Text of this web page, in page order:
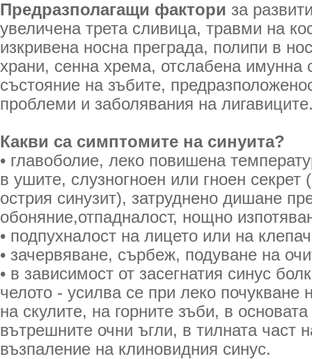
Предразполагащи фактори за
увеличена трета сливица, травми на
изкривена носна преграда, полипи в
храни, сенна хрема, отслабена имунна
състояние на зъбите,
проблеми и заболявания на
Какви са симптомите на синуита?
• главоболие, леко повишена
в ушите, слузногноен или гноен секрет
острия синузит), затруднено дишане
обоняние,отпадналост, нощно
• подпухналост на лицето или на
• зачервяване, сърбеж, подуване на
• в зависимост от засегнатия синус
челото - усилва се при леко почукване
на скулите, на горните зъби, в
вътрешните очни ъгли, в тилната част
възпаление на клиновидния синус.